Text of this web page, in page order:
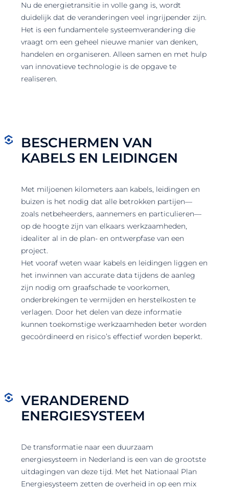
Nu de energietransitie in volle gang is, wordt
duidelijk dat de veranderingen veel ingrijpender zijn.
Het is een fundamentele systeemverandering die
vraagt om een geheel nieuwe manier van denken,
handelen en organiseren. Alleen samen en met hulp
van innovatieve technologie is de opgave te
realiseren.
BESCHERMEN VAN
KABELS EN LEIDINGEN
Met miljoenen kilometers aan kabels, leidingen en
buizen is het nodig dat alle betrokken partijen—
zoals netbeheerders, aannemers en particulieren—
op de hoogte zijn van elkaars werkzaamheden,
idealiter al in de plan- en ontwerpfase van een
project.
Het vooraf weten waar kabels en leidingen liggen en
het inwinnen van accurate data tijdens de aanleg
zijn nodig om graafschade te voorkomen,
onderbrekingen te vermijden en herstelkosten te
verlagen. Door het delen van deze informatie
kunnen toekomstige werkzaamheden beter worden
gecoördineerd en risico’s effectief worden beperkt.
VERANDEREND
ENERGIESYSTEEM
De transformatie naar een duurzaam
energiesysteem in Nederland is een van de grootste
uitdagingen van deze tijd. Met het Nationaal Plan
Energiesysteem zetten de overheid in op een mix